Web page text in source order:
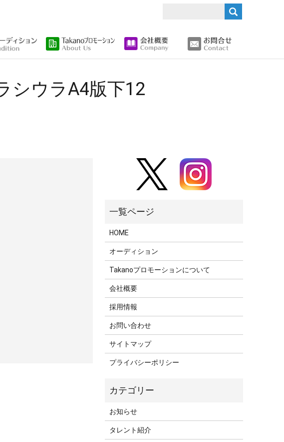
シウラA4版下12
HOME
オーディション
Takanoプロモーションについて
会社概要
採用情報
お問い合わせ
サイトマップ
プライバシーポリシー
お知らせ
タレント紹介